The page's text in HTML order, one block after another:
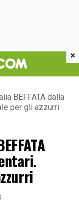
BEFFATA dalla
per gli azzurri
×